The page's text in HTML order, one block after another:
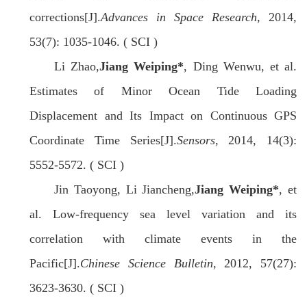
corrections[J].Advances in Space Research, 2014,
53(7): 1035-1046. ( SCI )
Li Zhao,Jiang Weiping*, Ding Wenwu, et al.
Estimates of Minor Ocean Tide Loading
Displacement and Its Impact on Continuous GPS
Coordinate Time Series[J].Sensors, 2014, 14(3):
5552-5572. ( SCI )
Jin Taoyong, Li Jiancheng,Jiang Weiping*, et
al. Low-frequency sea level variation and its
correlation with climate events in the
Pacific[J].Chinese Science Bulletin, 2012, 57(27):
3623-3630. ( SCI )